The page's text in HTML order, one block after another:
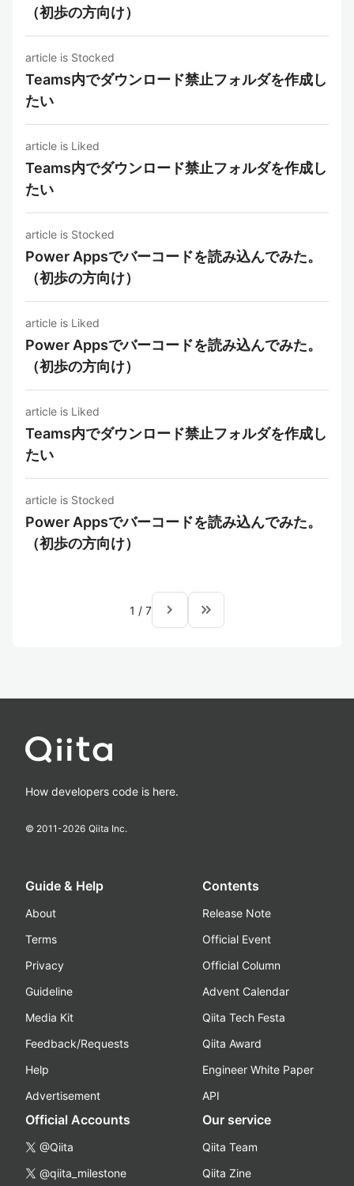
（初歩の方向け）
article is Stocked
Teams内でダウンロード禁止フォルダを作成し
たい
article is Liked
Teams内でダウンロード禁止フォルダを作成し
たい
article is Stocked
Power Appsでバーコードを読み込んでみた。
（初歩の方向け）
article is Liked
Power Appsでバーコードを読み込んでみた。
（初歩の方向け）
article is Liked
Teams内でダウンロード禁止フォルダを作成し
たい
article is Stocked
Power Appsでバーコードを読み込んでみた。
（初歩の方向け）
1 / 7 navigate_next keyboard_double_arrow_right
How developers code is here.
© 2011-2026 Qiita Inc.
Guide & Help
About
Terms
Privacy
Guideline
Media Kit
Feedback/Requests
Help
Advertisement
Contents
Release Note
Official Event
Official Column
Advent Calendar
Qiita Tech Festa
Qiita Award
Engineer White Paper
API
Official Accounts
@Qiita
@qiita_milestone
Our service
Qiita Team
Qiita Zine